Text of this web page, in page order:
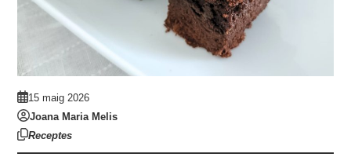
15 maig 2026
Joana Maria Melis
Receptes